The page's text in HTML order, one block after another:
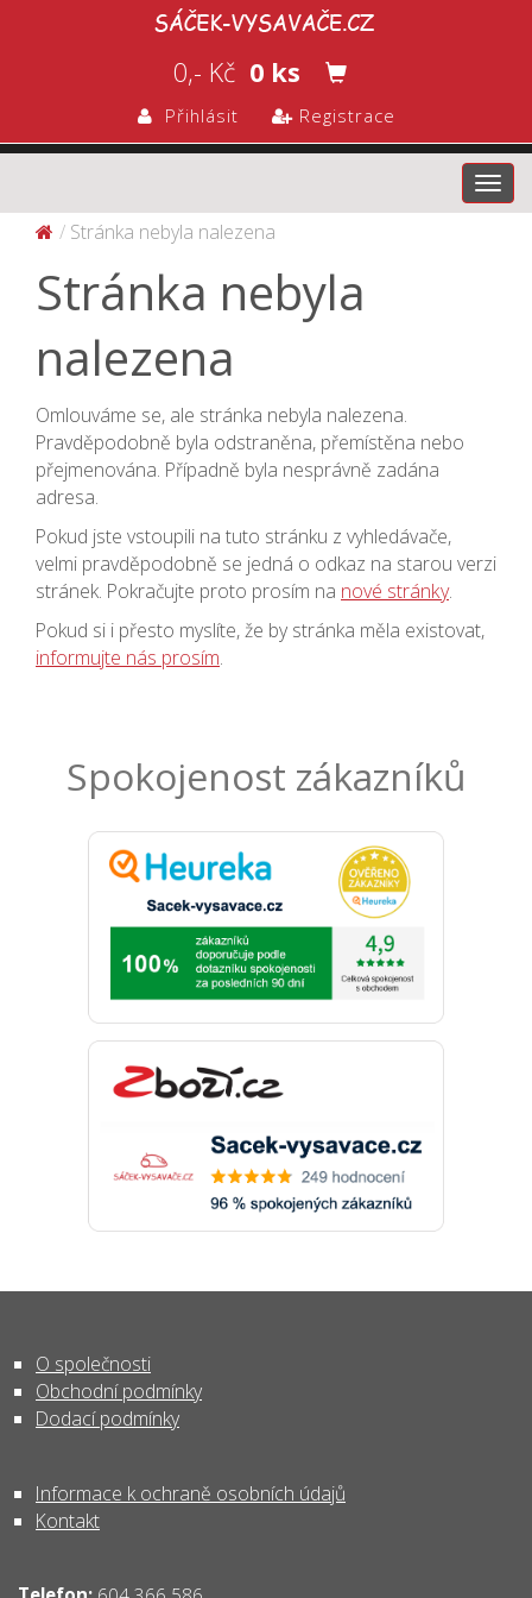
0,- Kč 0 ks
Přihlásit Registrace
Stránka nebyla nalezena
Stránka nebyla
nalezena
Omlouváme se, ale stránka nebyla nalezena.
Pravděpodobně byla odstraněna, přemístěna nebo
přejmenována. Případně byla nesprávně zadána
adresa.
Pokud jste vstoupili na tuto stránku z vyhledávače,
velmi pravděpodobně se jedná o odkaz na starou verzi
stránek. Pokračujte proto prosím na nové stránky.
Pokud si i přesto myslíte, že by stránka měla existovat,
informujte nás prosím.
Spokojenost zákazníků
O společnosti
Obchodní podmínky
Dodací podmínky
Informace k ochraně osobních údajů
Kontakt